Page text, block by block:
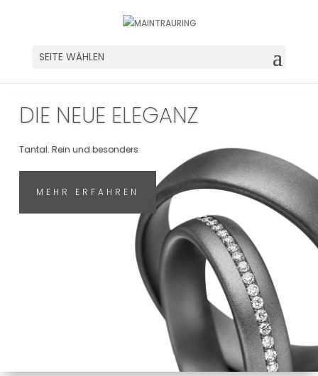
SEITE WÄHLEN
DIE NEUE ELEGANZ
Tantal. Rein und besonders
MEHR ERFAHREN